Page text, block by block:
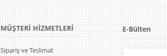
MÜŞTERİ HİZMETLERİ
Sipariş ve Teslimat
E-Bülten